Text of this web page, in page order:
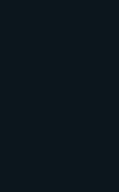
hfl
zu dulden.
die
4 % Zinsen
rechtlichen
Die
kein
Gegenstände
seien. Zudem